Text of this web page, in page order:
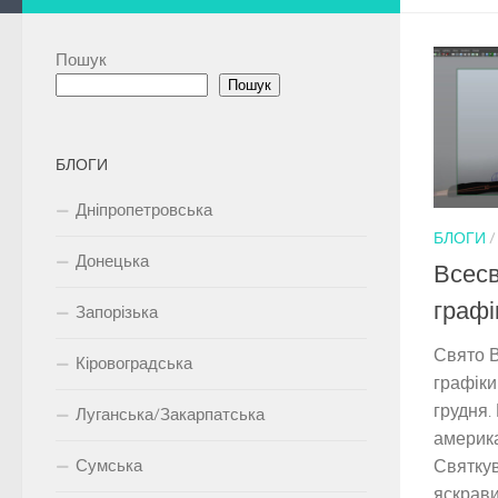
БЛОГИ /
Свято
Пошук
Пошук
БЛОГИ
Дніпропетровська
Донецька
Запорізька
Кіровоградська
Луганська/Закарпатська
Сумська